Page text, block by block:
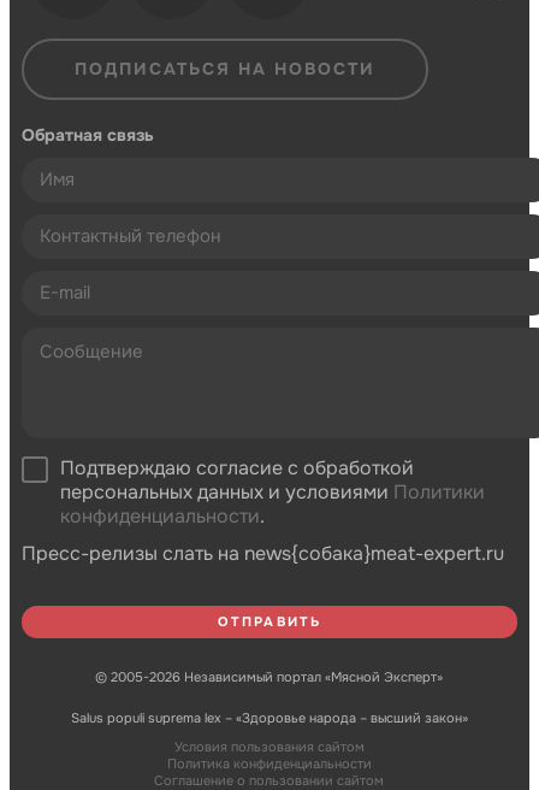
ПОДПИСАТЬСЯ НА НОВОСТИ
Обратная связь
Подтверждаю согласие с обработкой
персональных данных и условиями Политики
конфиденциальности.
Пресс-релизы слать на news{собака}meat-expert.ru
© 2005-2026 Независимый портал «Мясной Эксперт»
Salus populi suprema lex – «Здоровье народа – высший закон»
Условия пользования сайтом
Политика конфиденциальности
Соглашение о пользовании сайтом